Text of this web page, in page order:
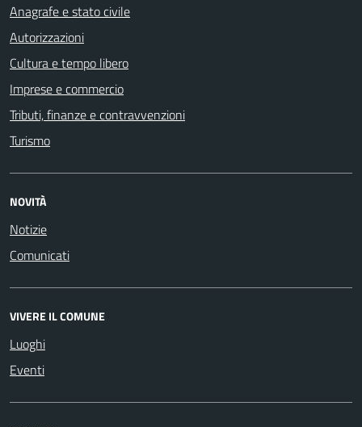
Anagrafe e stato civile
Autorizzazioni
Cultura e tempo libero
Imprese e commercio
Tributi, finanze e contravvenzioni
Turismo
NOVITÀ
Notizie
Comunicati
VIVERE IL COMUNE
Luoghi
Eventi